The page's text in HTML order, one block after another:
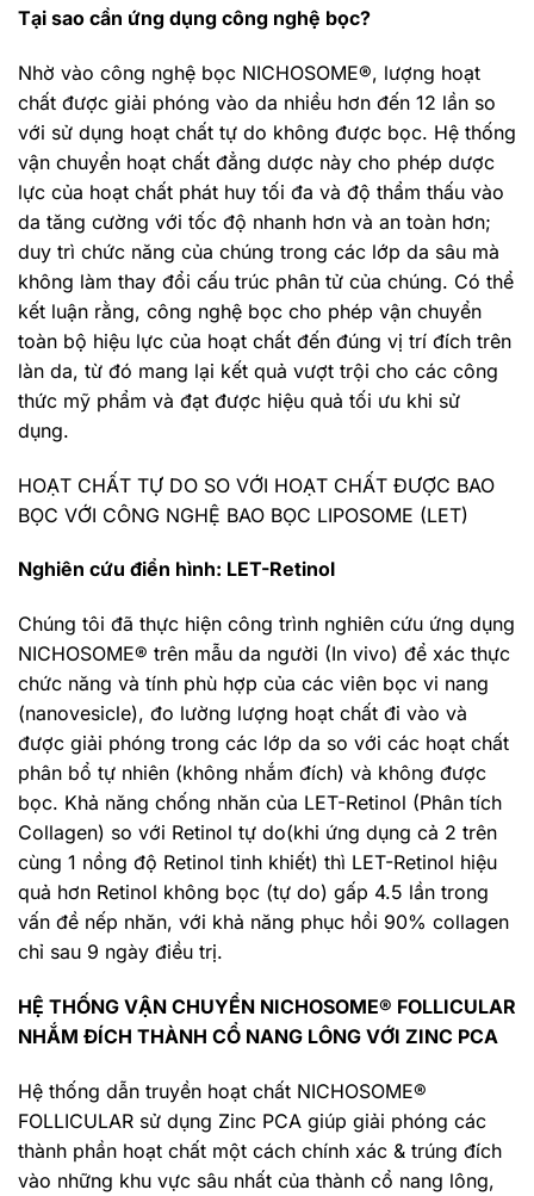
Tại sao cần ứng dụng công nghệ bọc?
Nhờ vào công nghệ bọc NICHOSOME®, lượng hoạt
chất được giải phóng vào da nhiều hơn đến 12 lần so
với sử dụng hoạt chất tự do không được bọc. Hệ thống
vận chuyển hoạt chất đẳng dược này cho phép dược
lực của hoạt chất phát huy tối đa và độ thẩm thấu vào
da tăng cường với tốc độ nhanh hơn và an toàn hơn;
duy trì chức năng của chúng trong các lớp da sâu mà
không làm thay đổi cấu trúc phân tử của chúng. Có thể
kết luận rằng, công nghệ bọc cho phép vận chuyển
toàn bộ hiệu lực của hoạt chất đến đúng vị trí đích trên
làn da, từ đó mang lại kết quả vượt trội cho các công
thức mỹ phẩm và đạt được hiệu quả tối ưu khi sử
dụng.
HOẠT CHẤT TỰ DO SO VỚI HOẠT CHẤT ĐƯỢC BAO
BỌC VỚI CÔNG NGHỆ BAO BỌC LIPOSOME (LET)
Nghiên cứu điển hình: LET-Retinol
Chúng tôi đã thực hiện công trình nghiên cứu ứng dụng
NICHOSOME® trên mẫu da người (In vivo) để xác thực
chức năng và tính phù hợp của các viên bọc vi nang
(nanovesicle), đo lường lượng hoạt chất đi vào và
được giải phóng trong các lớp da so với các hoạt chất
phân bổ tự nhiên (không nhắm đích) và không được
bọc. Khả năng chống nhăn của LET-Retinol (Phân tích
Collagen) so với Retinol tự do(khi ứng dụng cả 2 trên
cùng 1 nồng độ Retinol tinh khiết) thì LET-Retinol hiệu
quả hơn Retinol không bọc (tự do) gấp 4.5 lần trong
vấn đề nếp nhăn, với khả năng phục hồi 90% collagen
chỉ sau 9 ngày điều trị.
HỆ THỐNG VẬN CHUYỂN NICHOSOME® FOLLICULAR
NHẮM ĐÍCH THÀNH CỔ NANG LÔNG VỚI ZINC PCA
Hệ thống dẫn truyền hoạt chất NICHOSOME®
FOLLICULAR sử dụng Zinc PCA giúp giải phóng các
thành phần hoạt chất một cách chính xác & trúng đích
vào những khu vực sâu nhất của thành cổ nang lông,